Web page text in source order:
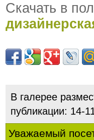
Скачать в
В галерее
публикации: 14-
Уважаемый